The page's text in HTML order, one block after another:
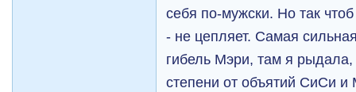
себя по-мужски. Но так
- не цепляет. Самая
гибель Мэри, там я
степени от объятий СиСи и